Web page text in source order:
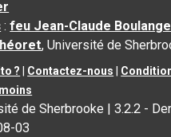
:feu Jean-Claude
, Université de
? Contactez-nous
de Sherbrooke |3.2.2 -
03